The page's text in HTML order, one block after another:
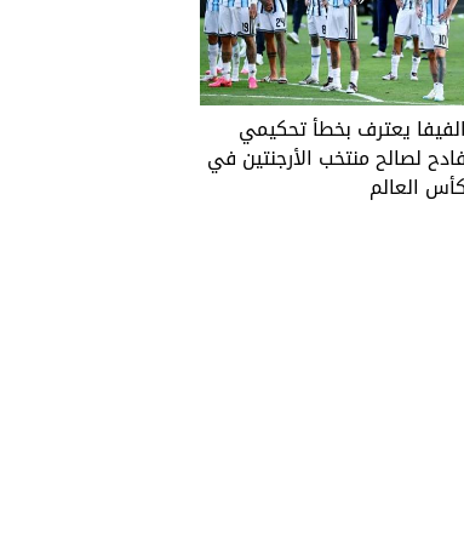
الفيفا يعترف بخطأ تحكيمي
فادح لصالح منتخب الأرجنتين في
كأس العالم